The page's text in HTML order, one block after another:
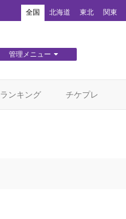
全国 北海道 東北 関東
管理メニュー
ランキング チケプレ